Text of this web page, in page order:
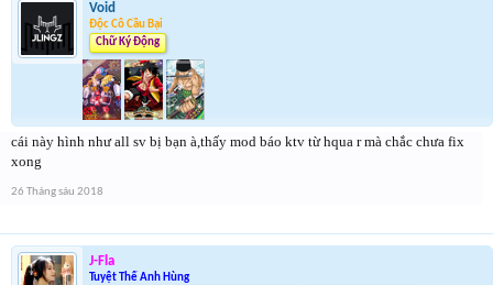
Void
Độc Cô Cầu Bại
Chữ Ký Động
cái này hình như all sv bị bạn à,thấy mod báo ktv từ hqua r mà chắc chưa fix
xong
26 Tháng sáu 2018
J-Fla
Tuyệt Thế Anh Hùng